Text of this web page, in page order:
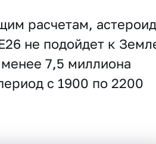
расчетам, астероид
не подойдет к
7,5 миллиона
с 1900 по 2200